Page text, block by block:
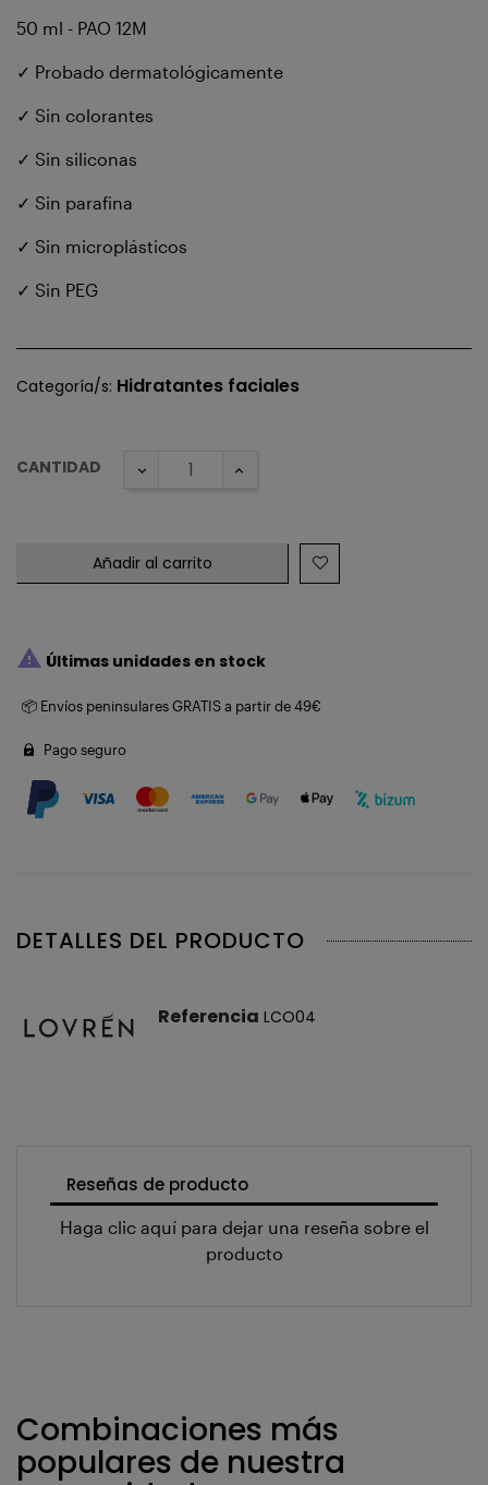
50 ml - PAO 12M
✓ Probado dermatológicamente
✓ Sin colorantes
✓ Sin siliconas
✓ Sin parafina
✓ Sin microplásticos
✓ Sin PEG
Categoría/s: Hidratantes faciales
CANTIDAD
Añadir al carrito
 Últimas unidades en stock
📦 Envíos peninsulares GRATIS a partir de 49€
Pago seguro
DETALLES DEL PRODUCTO
Referencia LCO04
Reseñas de producto
Haga clic aquí para dejar una reseña sobre el
producto
Combinaciones más
populares de nuestra